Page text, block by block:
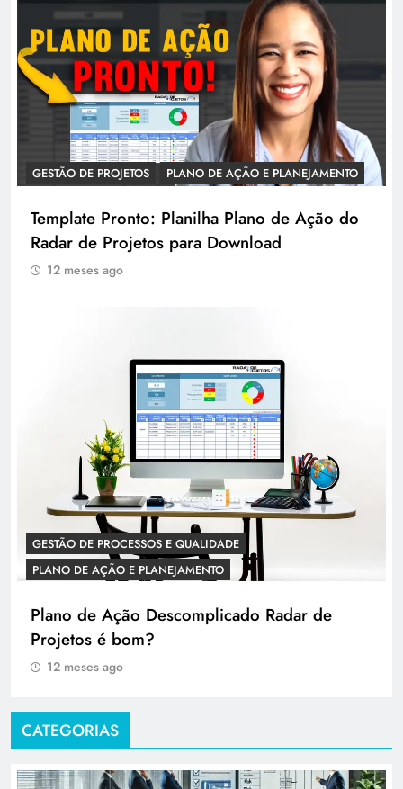
GESTÃO DE PROJETOS PLANO DE AÇÃO E PLANEJAMENTO
Template Pronto: Planilha Plano de Ação do
Radar de Projetos para Download
12 meses ago
GESTÃO DE PROCESSOS E QUALIDADE
PLANO DE AÇÃO E PLANEJAMENTO
Plano de Ação Descomplicado Radar de
Projetos é bom?
12 meses ago
CATEGORIAS